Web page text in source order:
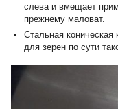
слева и вмещает
прежнему маловат.
Стальная
для зерен по сути